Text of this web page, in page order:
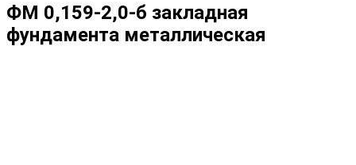
ФМ 0,159-2,0-б закладная
фундамента металлическая